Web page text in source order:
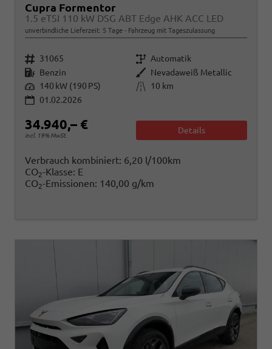
Cupra Formentor
1.5 eTSI 110 kW DSG ABT Edge AHK ACC LED
unverbindliche Lieferzeit: 5 Tage Fahrzeug mit Tageszulassung
Fahrzeugnr. 31065 Getriebe Automatik
Kraftstoff Benzin Außenfarbe Nevadaweiß Metallic
Leistung 140 kW (190 PS) Kilometerstand
10 km
01.02.2026
34.940,– €
incl. 19% MwSt.
Details
Verbrauch kombiniert: 6,20 l/100km
CO2-Klasse: E
CO2-Emissionen: 140,00 g/km